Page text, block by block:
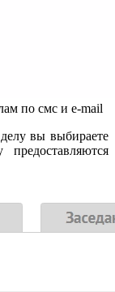
по смс и e-mail
вы выбираете